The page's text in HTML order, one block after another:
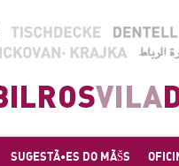
SUGESTÃ•ES DO MÃŠS